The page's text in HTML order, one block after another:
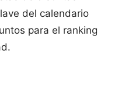
del calendario
para el ranking